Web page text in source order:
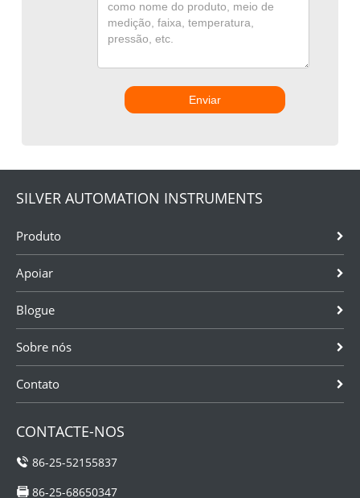
Enviar
SILVER AUTOMATION INSTRUMENTS
Produto
Apoiar
Blogue
Sobre nós
Contato
CONTACTE-NOS
86-25-52155837
86-25-68650347